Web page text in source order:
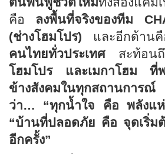
คือ ลงพื้นที่จริงของทีม
(ช่างโฮมโปร) และอีกด้าน
คนไทยทั่วประเทศสะท้อนถึ
โฮมโปร และเมกาโฮม ที่พ
ข้างสังคมในทุกสถานการ
ว่า… “ทุกน้ำใจ คือ พลังแ
“บ้านที่ปลอดภัย คือ จุดเริ่ม
อีกครั้ง”